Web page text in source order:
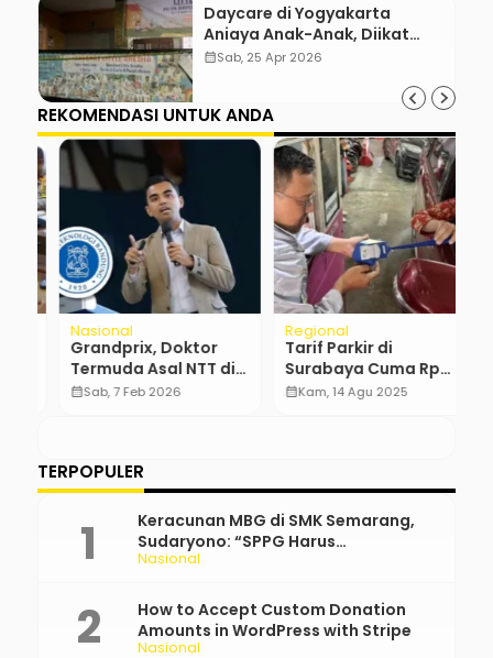
Daycare di Yogyakarta
Aniaya Anak-Anak, Diikat
Hingga Lebam
calendar_monthSab, 25 Apr 2026
REKOMENDASI UNTUK ANDA
Nasional
Grandprix, Doktor
Termuda Asal NTT di
Indonesia dan Peneliti
Sab, 7 Feb 2026
Regional
Tarif Parkir di
Surabaya Cuma Rp
80, Berlaku hingga 17
Kam, 14 Agu 2025
TERPOPULER
Nasional
Keracunan MBG di SMK Semarang,
Sudaryono: “SPPG Harus
Bertanggung Jawab!”
Nasional
How to Accept Custom Donation
Amounts in WordPress with Stripe